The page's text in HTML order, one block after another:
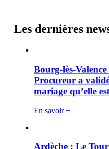
Les dernières
Bourg-lès-
Procureur a
mariage qu’elle
En savoir +
Ardèche : Le